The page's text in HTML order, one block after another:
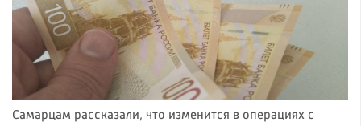
Самарцам рассказали, что изменится в операциях с